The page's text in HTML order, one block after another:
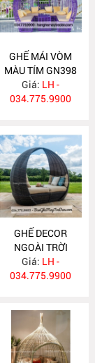
GHẾ MÁI VÒM
MÀU TÍM GN398
Giá: LH -
034.775.9900
GHẾ DECOR
NGOÀI TRỜI
GN395
Giá: LH -
034.775.9900